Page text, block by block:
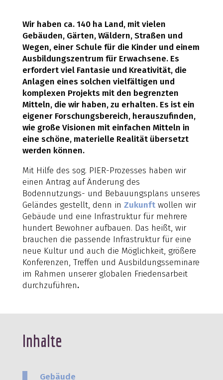
Wir haben ca. 140 ha Land, mit vielen
Gebäuden, Gärten, Wäldern, Straßen und
Wegen, einer Schule für die Kinder und einem
Ausbildungszentrum für Erwachsene. Es
erfordert viel Fantasie und Kreativität, die
Anlagen eines solchen vielfältigen und
komplexen Projekts mit den begrenzten
Mitteln, die wir haben, zu erhalten. Es ist ein
eigener Forschungsbereich, herauszufinden,
wie große Visionen mit einfachen Mitteln in
eine schöne, materielle Realität übersetzt
werden können.
Mit Hilfe des sog. PIER-Prozesses haben wir
einen Antrag auf Änderung des
Bodennutzungs- und Bebauungsplans unseres
Geländes gestellt, denn in Zukunftwollen wir
Gebäude und eine Infrastruktur für mehrere
hundert Bewohner aufbauen. Das heißt, wir
brauchen die passende Infrastruktur für eine
neue Kultur und auch die Möglichkeit, größere
Konferenzen, Treffen und Ausbildungsseminare
im Rahmen unserer globalen Friedensarbeit
durchzuführen.
Inhalte
Gebäude